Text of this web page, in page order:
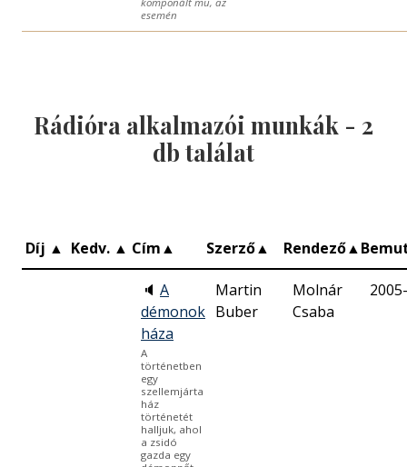
esemén
Rádióra alkalmazói munkák - 2
db találat
Díj ▲ Kedv. ▲ Cím▲ Szerző▲ Rendező▲
🔈 A
démonok
háza
A
történetben
egy
szellemjárta
ház
történetét
halljuk, ahol
a zsidó
gazda egy
Martin
Buber
Molnár
Csaba